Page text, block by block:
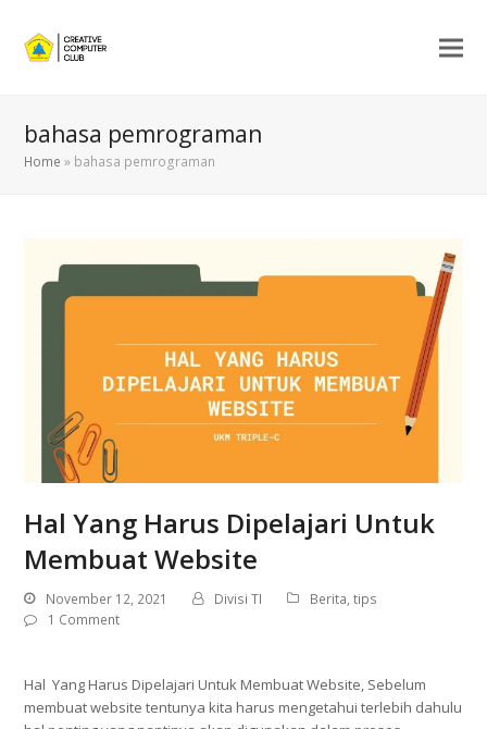
bahasa pemrograman
Home » bahasa pemrograman
Hal Yang Harus Dipelajari Untuk
Membuat Website
November 12, 2021 Divisi TI Berita,tips
1 Comment
Hal Yang Harus Dipelajari Untuk Membuat Website, Sebelum
membuat website tentunya kita harus mengetahui terlebih dahulu